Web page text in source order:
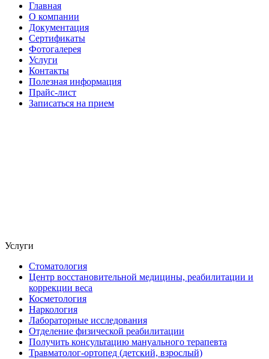
Главная
О компании
Документация
Сертификаты
Фотогалерея
Услуги
Контакты
Полезная информация
Прайс-лист
Записаться на прием
Услуги
Стоматология
Центр восстановительной медицины, реабилитации и
коррекции веса
Косметология
Наркология
Лабораторные исследования
Отделение физической реабилитации
Получить консультацию мануального терапевта
Травматолог-ортопед (детский, взрослый)